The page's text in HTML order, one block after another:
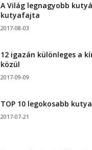
A Világ legnagyobb
kutyafajta
2017-08-03
12 igazán különleges a
közül
2017-09-09
TOP 10 legokosabb
2017-07-21